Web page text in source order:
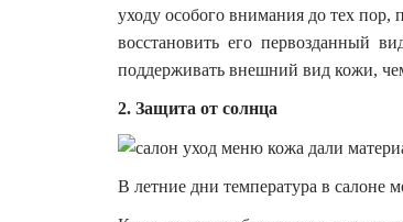
уходу особого внимания до тех пор,
восстановить его первозданный
поддерживать внешний вид кожи,
2. Защита от солнца
В летние дни температура в салоне